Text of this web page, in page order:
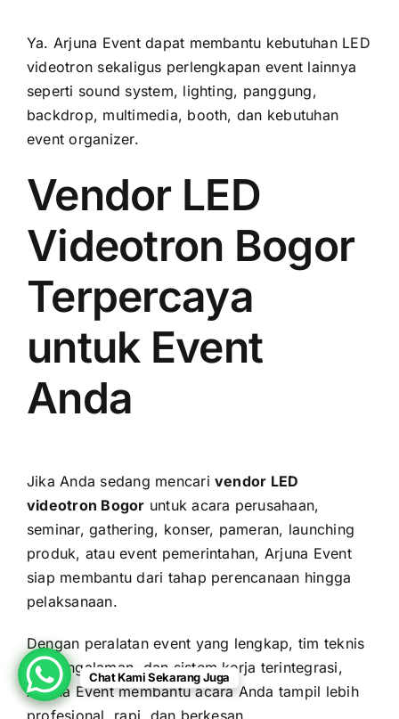
Ya. Arjuna Event dapat membantu kebutuhan LED
videotron sekaligus perlengkapan event lainnya
seperti sound system, lighting, panggung,
backdrop, multimedia, booth, dan kebutuhan
event organizer.
Vendor LED
Videotron Bogor
Terpercaya
untuk Event
Anda
Jika Anda sedang mencari vendor LED
videotron Bogor untuk acara perusahaan,
seminar, gathering, konser, pameran, launching
produk, atau event pemerintahan, Arjuna Event
siap membantu dari tahap perencanaan hingga
pelaksanaan.
Dengan peralatan event yang lengkap, tim teknis
berpengalaman, dan sistem kerja terintegrasi,
Arjuna Event membantu acara Anda tampil lebih
Chat Kami Sekarang Juga